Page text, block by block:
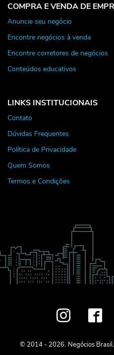
COMPRA E VENDA DE
Anuncie seu negócio
Encontre negócios à venda
Encontre corretores de negócios
Conteúdos educativos
LINKS INSTITUCIONAIS
Contato
Dúvidas Frequentes
Política de Privacidade
Quem Somos
Termos e Condições
© 2014 - 2026. Negócios Brasil.